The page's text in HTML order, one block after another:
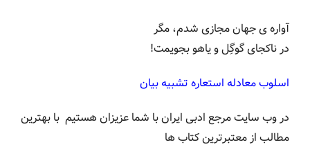
آواره ی جهان مجازی شدم، مگر
در ناکجای گوگِل و یاهو بجویمت!
اسلوب معادله استعاره تشبیه بیان
در وب سایت مرجع ادبی ایران با شما عزیزان هستیم با بهترین
مطالب از معتبرترین کتاب ها